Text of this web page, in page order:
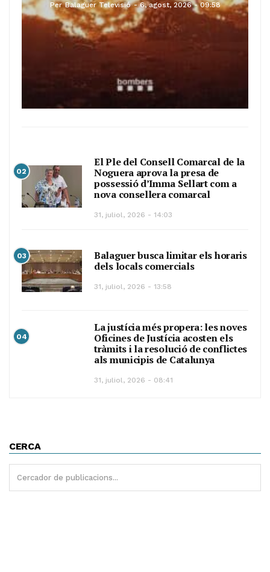
Per Balaguer Televisió 6, agost, 2026 - 09:58
02
El Ple del Consell Comarcal de la
Noguera aprova la presa de
possessió d’Imma Sellart com a
nova consellera comarcal
31, juliol, 2026 - 14:03
03
Balaguer busca limitar els horaris
dels locals comercials
31, juliol, 2026 - 13:58
04
La justícia més propera: les noves
Oficines de Justícia acosten els
tràmits i la resolució de conflictes
als municipis de Catalunya
31, juliol, 2026 - 08:41
CERCA